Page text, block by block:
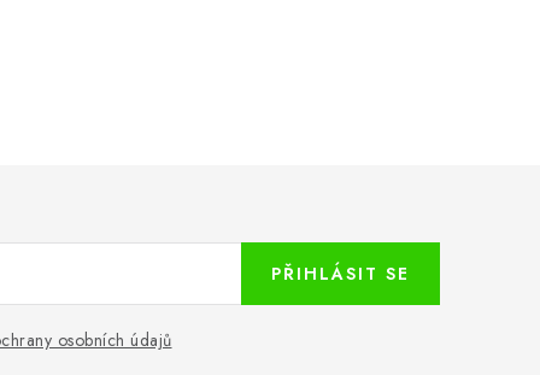
osobních údajů
PŘIHLÁSIT SE